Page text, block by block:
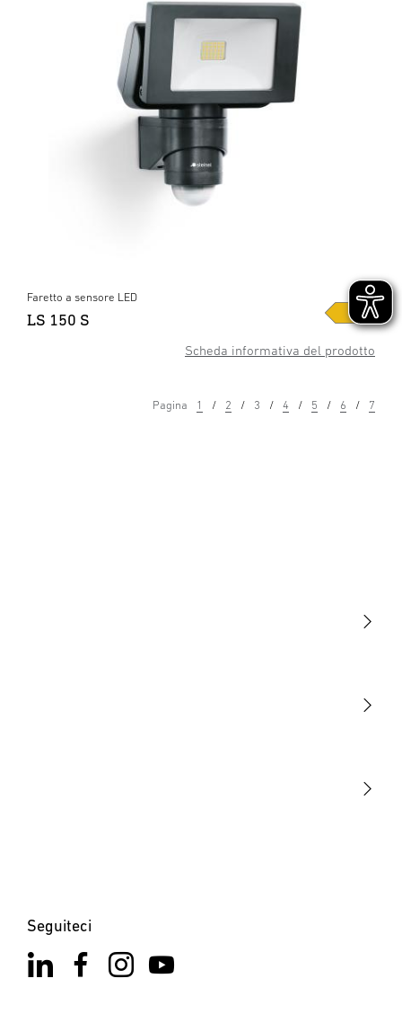
Scheda informativa del prodotto
Faretto a sensore LED
LS 150 S
Pagina 1 2 3 4 5 6 7
SeguiteciXLED home 2 SC nero